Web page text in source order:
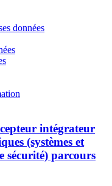
données
intégrateur
(systèmes et
sécurité) parcours